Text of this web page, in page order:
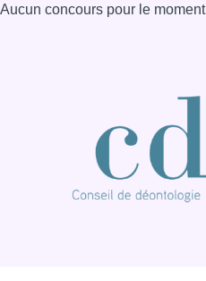
Aucun concours pour le moment